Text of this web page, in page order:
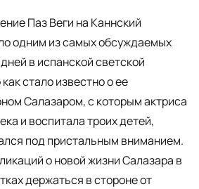
Паз Веги на Каннский
одним из самых обсуждаемых
в испанской светской
стало известно о ее
Салазаром, с которым актриса
и воспитала троих детей,
под пристальным вниманием.
о новой жизни Салазара в
держаться в стороне от